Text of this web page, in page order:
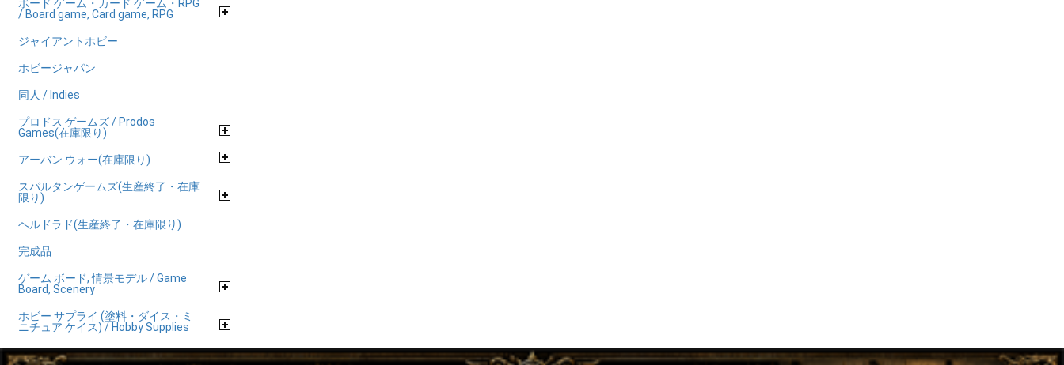
ボード ゲーム・カード ゲーム・RPG
/ Board game, Card game, RPG
ジャイアントホビー
ホビージャパン
同人 / Indies
プロドス ゲームズ / Prodos
Games(在庫限り)
アーバン ウォー(在庫限り)
スパルタンゲームズ(生産終了・在庫
限り)
ヘルドラド(生産終了・在庫限り)
完成品
ゲーム ボード, 情景モデル / Game
Board, Scenery
ホビー サプライ (塗料・ダイス・ミ
ニチュア ケイス) / Hobby Supplies